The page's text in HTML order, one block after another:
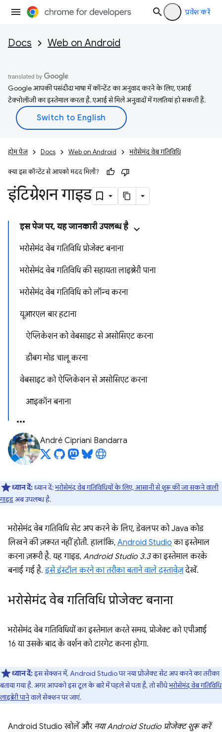
प्रवेश करें
Docs Web on Android
Google आपकी पसंदीदा भाषा में कॉन्टेंट का अनुवाद करने के लिए, एआई
टेक्नोलॉजी का इस्तेमाल करता है. एआई से मिले अनुवादों में गलतियां हो सकती हैं.
होम पेज Docs Web on Android भरोसेमंद वेब गतिविधि
क्या इस कॉन्टेंट से आपको मदद मिली?
इंटिग्रेशन गाइड
इस पेज पर, यह जानकारी उपलब्ध है
भरोसेमंद वेब गतिविधि प्रोजेक्ट बनाना
भरोसेमंद वेब गतिविधि की सहायता लाइब्रेरी पाना
भरोसेमंद वेब गतिविधि को लॉन्च करना
यूआरएल बार हटाना
ऐप्लिकेशन को वेबसाइट से असोसिएट करना
डीबग मोड चालू करना
वेबसाइट को ऐप्लिकेशन से असोसिएट करना
आइकॉन बनाना
André Cipriani Bandarra
ध्यान दें:ध्यान दें:भरोसेमंद वेब गतिविधियों के लिए, आसानी से शुरू की जा सकने वाली
गाइडअब उपलब्ध है.
भरोसेमंद वेब गतिविधि सेट अप करने के लिए, डेवलपर को Java कोड
लिखने की ज़रूरत नहीं होती. हालांकि, Android Studio का इस्तेमाल
करना ज़रूरी है. यह गाइड, Android Studio 3.3का इस्तेमाल करके
बनाई गई है.इसे इंस्टॉल करने का तरीका बताने वाले दस्तावेज़देखें.
भरोसेमंद वेब गतिविधि प्रोजेक्ट बनाना
भरोसेमंद वेब गतिविधियों का इस्तेमाल करते समय, प्रोजेक्ट को एपीआई
16 या उसके बाद के वर्शन को टारगेट करना होगा.
ध्यान दें:इस सेक्शन में, Android Studio पर नया प्रोजेक्ट सेट अप करने का तरीका
बताया गया है. अगर आपको इस टूल के बारे में पहले से पता है, तो सीधेभरोसेमंद वेब गतिविधि
लाइब्रेरी पानेवाले सेक्शन पर जाएं.
Android Studio खोलें और नया Android Studio प्रोजेक्ट शुरू करें